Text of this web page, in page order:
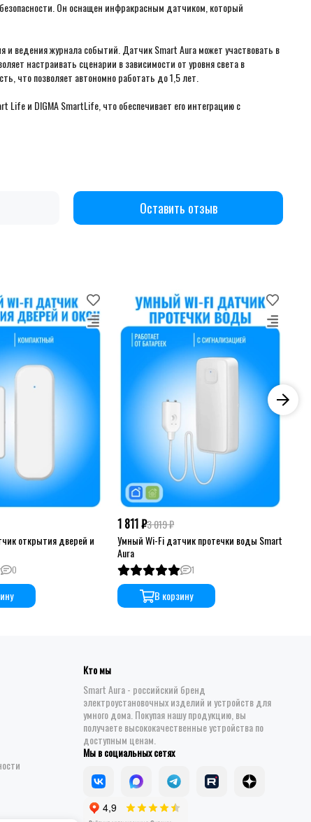
Он оснащен инфракрасным датчиком, который
ведения журнала событий. Датчик Smart Aura может участвовать в
настраивать сценарии в зависимости от уровня света в
что позволяет автономно работать до 1,5 лет.
Life и DIGMA SmartLife, что обеспечивает его интеграцию с
Оставить отзыв
открытия дверей и
0
1 811 ₽3 019 ₽
Умный Wi-Fi датчик протечки воды Smart
Aura
1
В корзину
Кто мы
Smart Aura - российский бренд
электроустановочных изделий и устройств для
умного дома. Покупая нашу продукцию, вы
получаете высококачественные устройства по
доступным ценам.
Мы в социальных сетях